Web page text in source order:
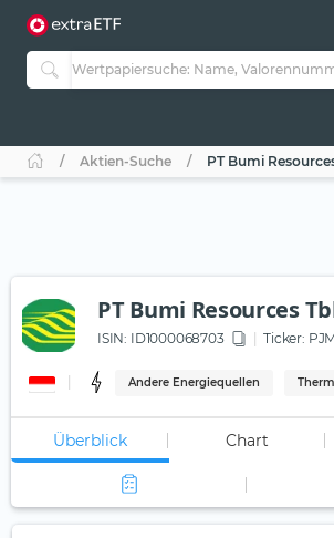
Aktien-Suche PT Bumi
PT Bumi Resources
ISIN: ID1000068703 Ticker: PJM
Andere Energiequellen
Überblick Chart